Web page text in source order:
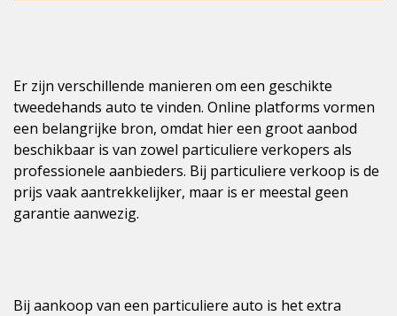
Er zijn verschillende manieren om een geschikte
tweedehands auto te vinden. Online platforms vormen
een belangrijke bron, omdat hier een groot aanbod
beschikbaar is van zowel particuliere verkopers als
professionele aanbieders. Bij particuliere verkoop is de
prijs vaak aantrekkelijker, maar is er meestal geen
garantie aanwezig.
Bij aankoop van een particuliere auto is het extra